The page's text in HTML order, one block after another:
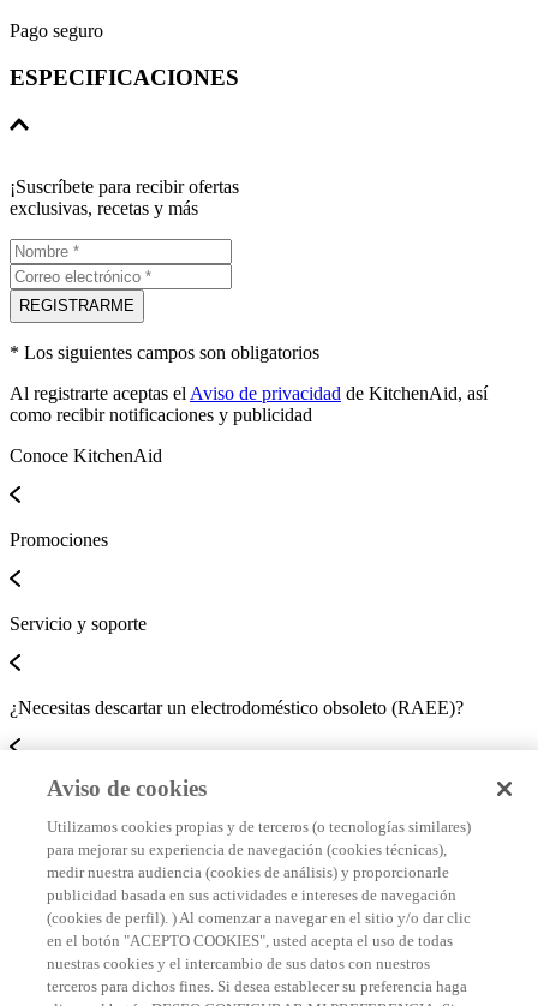
Pago seguro
ESPECIFICACIONES
12 meses
Precio
¡Suscríbete para recibir ofertas
exclusivas, recetas y más
REGISTRARME
* Los siguientes campos son obligatorios
Al registrarte aceptas el Aviso de privacidad de KitchenAid, así
como recibir notificaciones y publicidad
Conoce KitchenAid
Promociones
Servicio y soporte
¿Necesitas descartar un electrodoméstico obsoleto (RAEE)?
CONTACTA CON NOSOTROS
Aviso de privacidad
Términos y condiciones
Términos y promocionales
Condiciones Garantía
Aviso de cookies
Utilizamos cookies propias y de terceros (o tecnologías similares)
para mejorar su experiencia de navegación (cookies técnicas),
medir nuestra audiencia (cookies de análisis) y proporcionarle
publicidad basada en sus actividades e intereses de navegación
(cookies de perfil). ) Al comenzar a navegar en el sitio y/o dar clic
en el botón "ACEPTO COOKIES", usted acepta el uso de todas
nuestras cookies y el intercambio de sus datos con nuestros
terceros para dichos fines. Si desea establecer su preferencia haga